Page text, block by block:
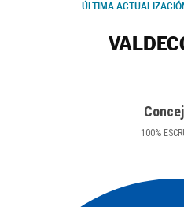
ÚLTIMA
100%